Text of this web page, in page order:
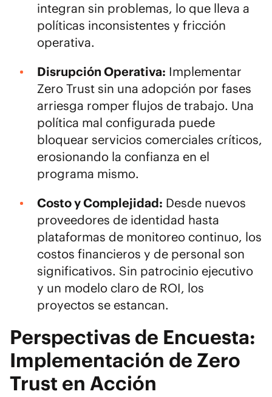
integran sin problemas, lo que lleva a
políticas inconsistentes y fricción
operativa.
Disrupción Operativa: Implementar
Zero Trust sin una adopción por fases
arriesga romper flujos de trabajo. Una
política mal configurada puede
bloquear servicios comerciales críticos,
erosionando la confianza en el
programa mismo.
Costo y Complejidad: Desde nuevos
proveedores de identidad hasta
plataformas de monitoreo continuo, los
costos financieros y de personal son
significativos. Sin patrocinio ejecutivo
y un modelo claro de ROI, los
proyectos se estancan.
Perspectivas de Encuesta:
Implementación de Zero
Trust en Acción